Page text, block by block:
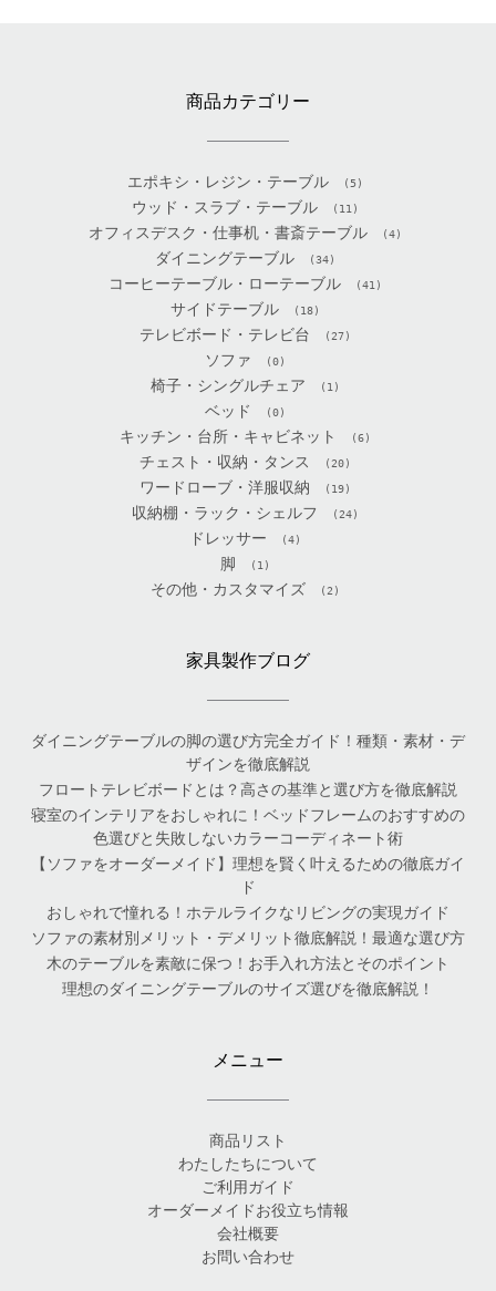
商品カテゴリー
エポキシ・レジン・テーブル (5)
ウッド・スラブ・テーブル (11)
オフィスデスク・仕事机・書斎テーブル (4)
ダイニングテーブル (34)
コーヒーテーブル・ローテーブル (41)
サイドテーブル (18)
テレビボード・テレビ台 (27)
ソファ (0)
椅子・シングルチェア (1)
ベッド (0)
キッチン・台所・キャビネット (6)
チェスト・収納・タンス (20)
ワードローブ・洋服収納 (19)
収納棚・ラック・シェルフ (24)
ドレッサー (4)
脚 (1)
その他・カスタマイズ (2)
家具製作ブログ
ダイニングテーブルの脚の選び方完全ガイド！種類・素材・デ
ザインを徹底解説
フロートテレビボードとは？高さの基準と選び方を徹底解説
寝室のインテリアをおしゃれに！ベッドフレームのおすすめの
色選びと失敗しないカラーコーディネート術
【ソファをオーダーメイド】理想を賢く叶えるための徹底ガイ
ド
おしゃれで憧れる！ホテルライクなリビングの実現ガイド
ソファの素材別メリット・デメリット徹底解説！最適な選び方
木のテーブルを素敵に保つ！お手入れ方法とそのポイント
理想のダイニングテーブルのサイズ選びを徹底解説！
メニュー
商品リスト
わたしたちについて
ご利用ガイド
オーダーメイドお役立ち情報
会社概要
お問い合わせ